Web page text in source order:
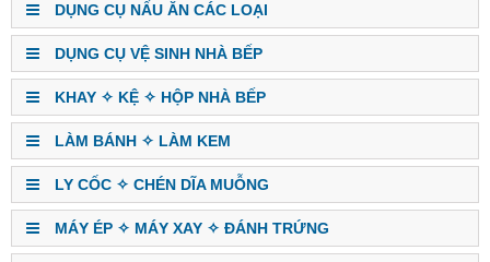
DỤNG CỤ NẤU ĂN CÁC LOẠI
DỤNG CỤ VỆ SINH NHÀ BẾP
KHAY ✧ KỆ ✧ HỘP NHÀ BẾP
LÀM BÁNH ✧ LÀM KEM
LY CỐC ✧ CHÉN DĨA MUỖNG
MÁY ÉP ✧ MÁY XAY ✧ ĐÁNH TRỨNG